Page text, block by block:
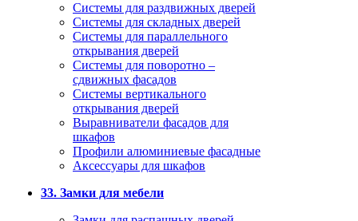
Системы для раздвижных дверей
Системы для складных дверей
Системы для параллельного
открывания дверей
Системы для поворотно –
сдвижных фасадов
Системы вертикального
открывания дверей
Выравниватели фасадов для
шкафов
Профили алюминиевые фасадные
Аксессуары для шкафов
33. Замки для мебели